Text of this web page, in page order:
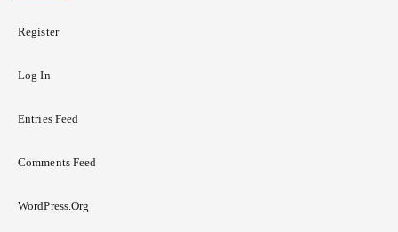
Register
Log In
Entries Feed
Comments Feed
WordPress.org